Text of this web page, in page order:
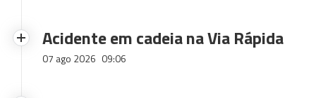
Acidente em cadeia na Via Rápida
07 ago 2026 09:06